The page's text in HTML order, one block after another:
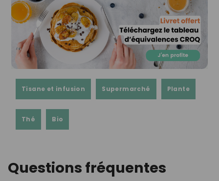
Tisane et infusion Supermarché Plante
Thé Bio
Questions fréquentes